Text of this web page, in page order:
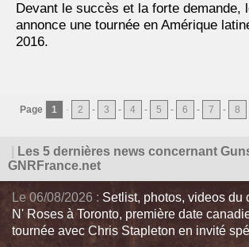
Devant le succès et la forte demande,
annonce une tournée en Amérique
2016.
Page 1 - 2 - 3 - 4 - 5 - 6 - 7 - 8
Les 5 dernières news concernant
GNRFrance.net
Le 06/08/2026 : Setlist, photos, videos du
N' Roses à Toronto, première date
tournée avec Chris Stapleton en invité